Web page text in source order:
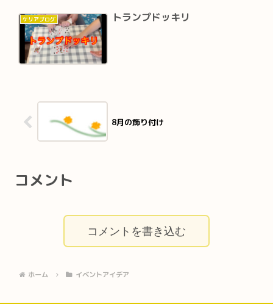
ケリアブログ トランプドッキリ
8月の飾り付け
コメント
コメントを書き込む
ホーム イベントアイデア